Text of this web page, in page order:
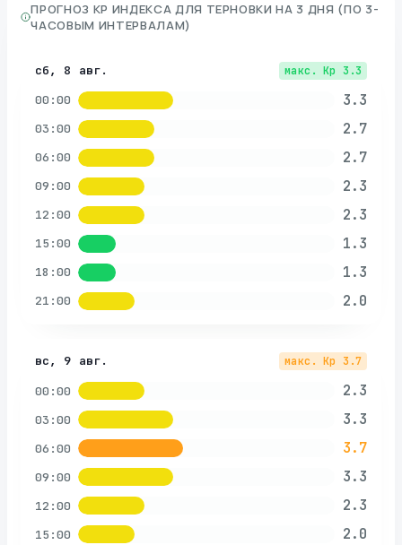
ПРОГНОЗ KP ИНДЕКСА ДЛЯ ТЕРНОВКИ НА 3 ДНЯ (ПО 3-
ЧАСОВЫМ ИНТЕРВАЛАМ)
сб, 8 авг. макс. Kp 3.3
00:00 3.3
03:00 2.7
06:00 2.7
09:00 2.3
12:00 2.3
15:00 1.3
18:00 1.3
21:00 2.0
вс, 9 авг. макс. Kp 3.7
00:00 2.3
03:00 3.3
06:00 3.7
09:00 3.3
12:00 2.3
15:00 2.0